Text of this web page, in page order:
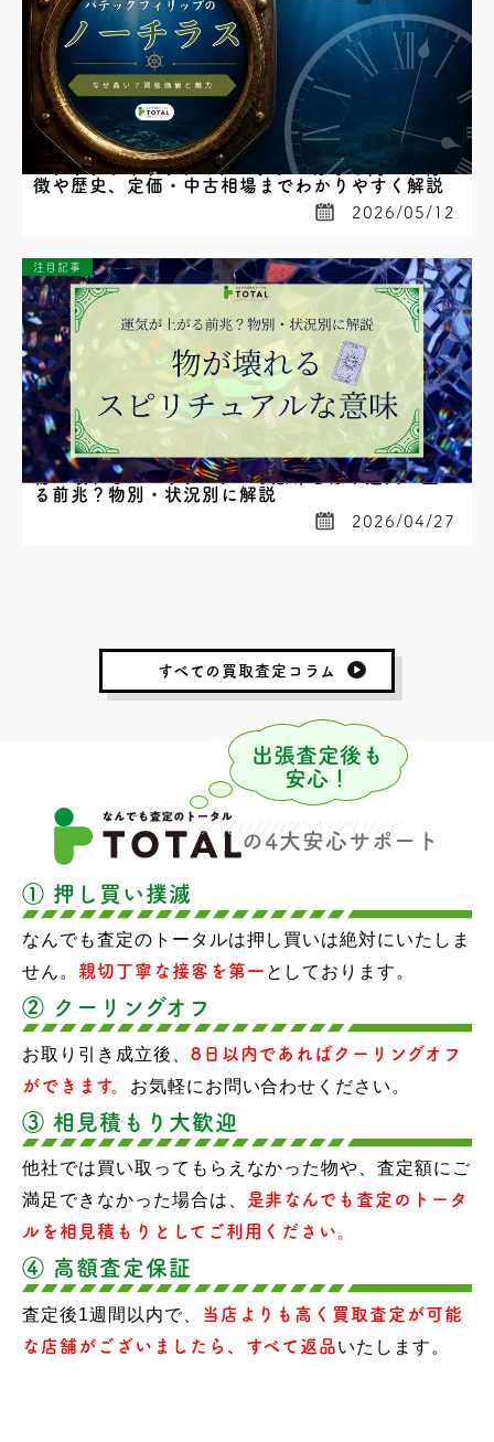
パテックフィリップのノーチラスはなぜ高い？特
徴や歴史、定価・中古相場までわかりやすく解説
2026/05/12
注目記事
物が壊れるスピリチュアルな意味とは？運気が上が
る前兆？物別・状況別に解説
2026/04/27
すべての買取査定コラム
の4大安心サポート
① 押し買い撲滅
なんでも査定のトータルは押し買いは絶対にいたしま
せん。
親切丁寧な接客を第一 としております。
② クーリングオフ
お取り引き成立後、 8日以内であればクーリングオフ
ができます。 お気軽にお問い合わせください。
③ 相見積もり大歓迎
他社では買い取ってもらえなかった物や、査定額にご
満足できなかった場合は、
是非なんでも査定のトータ
ルを相見積もりとしてご利用ください。
④ 高額査定保証
査定後1週間以内で、
当店よりも高く買取査定が可能
な店舗がございましたら、すべて返品いたします。